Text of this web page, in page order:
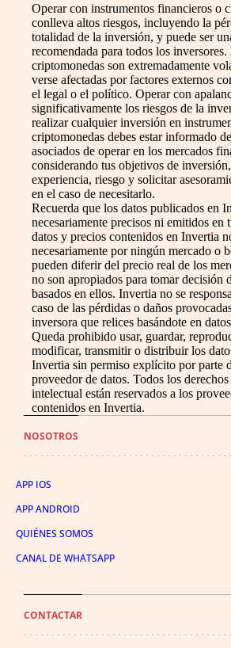
Operar con instrumentos financieros o
conlleva altos riesgos, incluyendo la
totalidad de la inversión, y puede ser
recomendada para todos los
criptomonedas son extremadamente
verse afectadas por factores externos
el legal o el político. Operar con
significativamente los riesgos de la
realizar cualquier inversión en
criptomonedas debes estar informado
asociados de operar en los mercados
considerando tus objetivos de
experiencia, riesgo y solicitar
en el caso de necesitarlo.
Recuerda que los datos publicados en
necesariamente precisos ni emitidos en
datos y precios contenidos en Invertia
necesariamente por ningún mercado o
pueden diferir del precio real de los
no son apropiados para tomar decisión
basados en ellos. Invertia no se
caso de las pérdidas o daños
inversora que relices basándote en
Queda prohibido usar, guardar,
modificar, transmitir o distribuir los
Invertia sin permiso explícito por parte
proveedor de datos. Todos los
intelectual están reservados a los
contenidos en Invertia.
NOSOTROS
APP IOS
APP ANDROID
QUIÉNES SOMOS
CANAL DE WHATSAPP
CONTACTAR